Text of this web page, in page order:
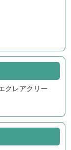
エクレアクリー